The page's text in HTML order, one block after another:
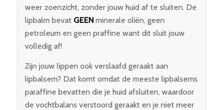
weer zoenzicht, zonder jouw huid af te sluiten. De
lipbalm bevat GEEN minerale oliën, geen
petroleum en geen praffine want dit sluit jouw
volledig af!
Zijn jouw lippen ook verslaafd geraakt aan
lipbalsem? Dat komt omdat de meeste lipbalsems
paraffine bevatten die je huid afsluiten, waardoor
de vochtbalans verstoord geraakt en je niet meer